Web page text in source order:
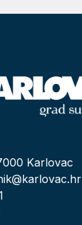
Karlovac